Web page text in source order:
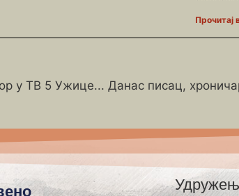
Прочитај
у ТВ 5 Ужице... Данас писац,